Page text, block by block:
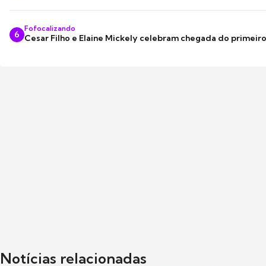
6
Fofocalizando
Cesar Filho e Elaine Mickely celebram chegada do
Notícias relacionadas